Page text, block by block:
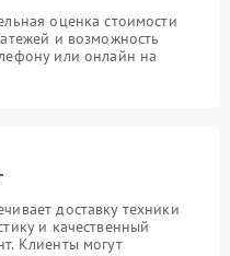
оценка стоимости
и возможность
или онлайн на
доставку техники
и качественный
Клиенты могут